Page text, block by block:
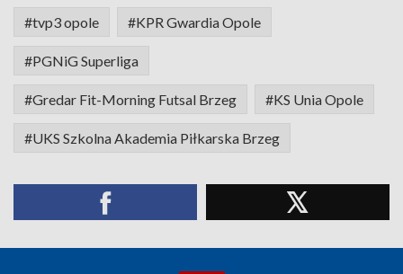
#tvp3 opole #KPR Gwardia Opole
#PGNiG Superliga
#Gredar Fit-Morning Futsal Brzeg #KS Unia Opole
#UKS Szkolna Akademia Piłkarska Brzeg